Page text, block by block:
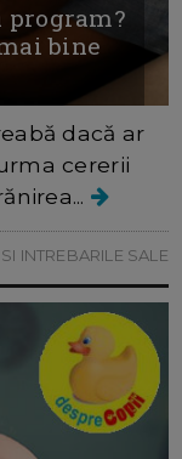
program?
bine
dacă ar
cererii
INTREBARILE SALE